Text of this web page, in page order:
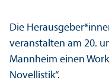
Die
veranstalten am 20.
Mannheim einen
Novellistik“.